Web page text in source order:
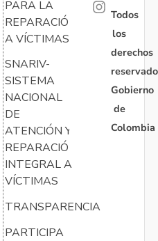
PARA LA
REPARACIÓN
A VÍCTIMAS
SNARIV-
SISTEMA
NACIONAL
DE
ATENCIÓN Y
REPARACIÓN
INTEGRAL A
VÍCTIMAS
TRANSPARENCIA
PARTICIPA
Todos
los
derechos
Gobierno
de
Colombia